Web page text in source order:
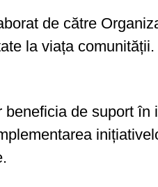
de către
la viața comunității.
de suport